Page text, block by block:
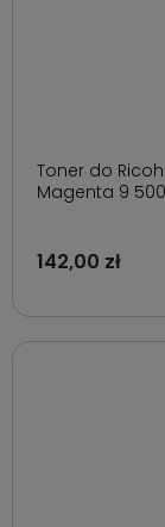
Toner do
Magenta 9
142,00 zł